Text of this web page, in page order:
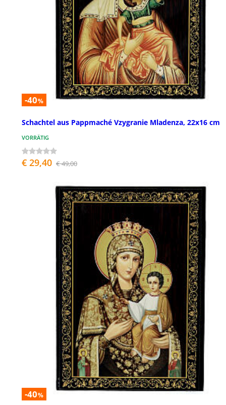
-40%
Schachtel aus Pappmaché Vzygranie Mladenza, 22x16 cm
VORRÄTIG
€ 29,40 € 49,00
-40%